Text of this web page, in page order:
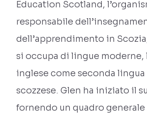
Education Scotland,
responsabile
dell’apprendimento in
si occupa di lingue moderne,
inglese come seconda lingua
scozzese. Glen ha iniziato il
fornendo un quadro